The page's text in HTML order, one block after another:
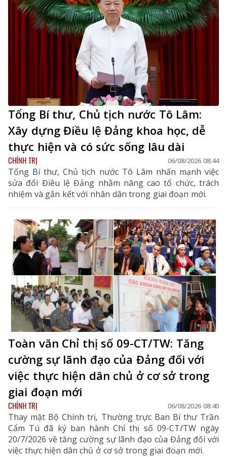
Tổng Bí thư, Chủ tịch nước Tô Lâm:
Xây dựng Điều lệ Đảng khoa học, dễ
thực hiện và có sức sống lâu dài
CHÍNH TRỊ 06/08/2026 08:44
Tổng Bí thư, Chủ tịch nước Tô Lâm nhấn mạnh việc
sửa đổi Điều lệ Đảng nhằm nâng cao tổ chức, trách
nhiệm và gắn kết với nhân dân trong giai đoạn mới.
Toàn văn Chỉ thị số 09-CT/TW: Tăng
cường sự lãnh đạo của Đảng đối với
việc thực hiện dân chủ ở cơ sở trong
giai đoạn mới
CHÍNH TRỊ 06/08/2026 08:40
Thay mặt Bộ Chính trị, Thường trực Ban Bí thư Trần
Cẩm Tú đã ký ban hành Chỉ thị số 09-CT/TW ngày
20/7/2026 về tăng cường sự lãnh đạo của Đảng đối với
việc thực hiện dân chủ ở cơ sở trong giai đoạn mới.